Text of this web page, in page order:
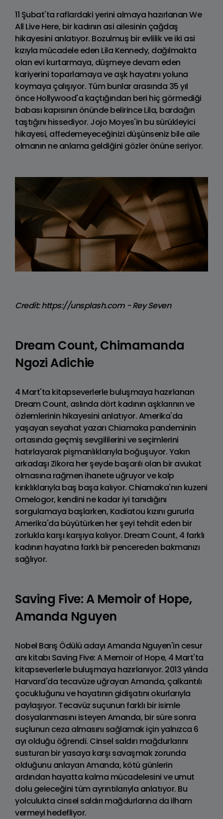
11 Şubat'ta raflardaki yerini almaya hazırlanan We
All Live Here, bir kadının asi ailesinin çağdaş
hikayesini anlatıyor. Bozulmuş bir evlilik ve iki asi
kızıyla mücadele eden Lila Kennedy, dağılmakta
olan evi kurtarmaya, düşmeye devam eden
kariyerini toparlamaya ve aşk hayatını yoluna
koymaya çalışıyor. Tüm bunlar arasında 35 yıl
önce Hollywood'a kaçtığından beri hiç görmediği
babası kapısının önünde belirince Lila, bardağın
taştığını hissediyor. Jojo Moyes'in bu sürükleyici
hikayesi, affedemeyeceğinizi düşünseniz bile aile
olmanın ne anlama geldiğini gözler önüne seriyor.
Credit: https://unsplash.com - Rey Seven
Dream Count, Chimamanda
Ngozi Adichie
4 Mart'ta kitapseverlerle buluşmaya hazırlanan
Dream Count, aslında dört kadının aşklarının ve
özlemlerinin hikayesini anlatıyor. Amerika'da
yaşayan seyahat yazarı Chiamaka pandeminin
ortasında geçmiş sevgililerini ve seçimlerini
hatırlayarak pişmanlıklarıyla boğuşuyor. Yakın
arkadaşı Zikora her şeyde başarılı olan bir avukat
olmasına rağmen ihanete uğruyor ve kalp
kırıklıklarıyla baş başa kalıyor. Chiamaka'nın kuzeni
Omelogor, kendini ne kadar iyi tanıdığını
sorgulamaya başlarken, Kadiatou kızını gururla
Amerika'da büyütürken her şeyi tehdit eden bir
zorlukla karşı karşıya kalıyor. Dream Count, 4 farklı
kadının hayatına farklı bir pencereden bakmanızı
sağlıyor.
Saving Five: A Memoir of Hope,
Amanda Nguyen
Nobel Barış Ödülü adayı Amanda Nguyen'in cesur
anı kitabı Saving Five: A Memoir of Hope, 4 Mart'ta
kitapseverlerle buluşmaya hazırlanıyor. 2013 yılında
Harvard'da tecavüze uğrayan Amanda, çalkantılı
çocukluğunu ve hayatının gidişatını okurlarıyla
paylaşıyor. Tecavüz suçunun farklı bir isimle
dosyalanmasını isteyen Amanda, bir süre sonra
suçlunun ceza almasını sağlamak için yalnızca 6
ayı olduğu öğrendi. Cinsel saldırı mağdurlarını
susturan bir yasaya karşı savaşmak zorunda
olduğunu anlayan Amanda, kötü günlerin
ardından hayatta kalma mücadelesini ve umut
dolu geleceğini tüm ayrıntılarıyla anlatıyor. Bu
yolculukta cinsel saldırı mağdurlarına da ilham
vermeyi hedefliyor.